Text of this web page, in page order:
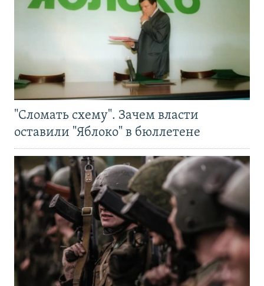
"Сломать схему". Зачем власти
оставили "Яблоко" в бюллетене